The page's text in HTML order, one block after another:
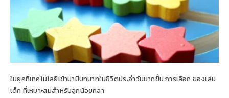
ในยุคที่เทคโนโลยีเข้ามามีบทบาทในชีวิตประจำวันมากขึ้น การเลือก ของเล่น
เด็ก ที่เหมาะสมสำหรับลูกน้อยกลา